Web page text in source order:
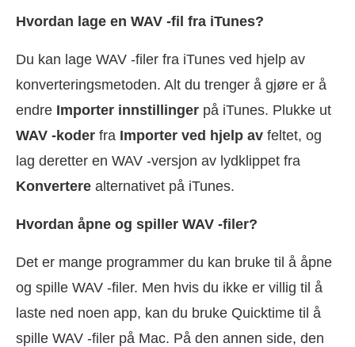
Hvordan lage en WAV -fil fra iTunes?
Du kan lage WAV -filer fra iTunes ved hjelp av
konverteringsmetoden. Alt du trenger å gjøre er å
endre Importer innstillinger på iTunes. Plukke ut
WAV -koder fra Importer ved hjelp av feltet, og
lag deretter en WAV -versjon av lydklippet fra
Konvertere alternativet på iTunes.
Hvordan åpne og spiller WAV -filer?
Det er mange programmer du kan bruke til å åpne
og spille WAV -filer. Men hvis du ikke er villig til å
laste ned noen app, kan du bruke Quicktime til å
spille WAV -filer på Mac. På den annen side, den